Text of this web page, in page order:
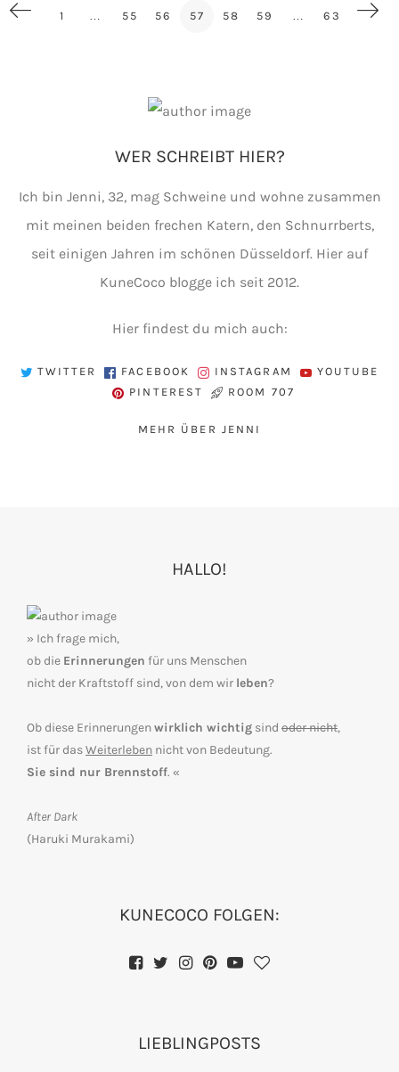
1 … 55 56 57 58 59 … 63
WER SCHREIBT HIER?
Ich bin Jenni, 32, mag Schweine und wohne zusammen
mit meinen beiden frechen Katern, den Schnurrberts,
seit einigen Jahren im schönen Düsseldorf. Hier auf
KuneCoco blogge ich seit 2012.
Hier findest du mich auch:
TWITTER FACEBOOK INSTAGRAM
YOUTUBE
PINTEREST
ROOM 707
MEHR ÜBER JENNI
HALLO!
» Ich frage mich,
ob die Erinnerungen für uns Menschen
nicht der Kraftstoff sind, von dem wir leben?
Ob diese Erinnerungenwirklich wichtig sind oder nicht,
ist für dasWeiterleben nicht von Bedeutung.
Sie sind nur Brennstoff. «
After Dark
(Haruki Murakami)
KUNECOCO FOLGEN:
LIEBLINGPOSTS